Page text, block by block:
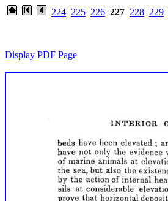
224 225 226 227 228 229
Display PDF Page